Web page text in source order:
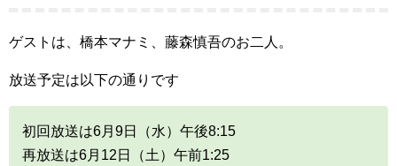
ゲストは、橋本マナミ、藤森慎吾のお二人。
放送予定は以下の通りです
初回放送は6月9日（水）午後8:15
再放送は6月12日（土）午前1:25